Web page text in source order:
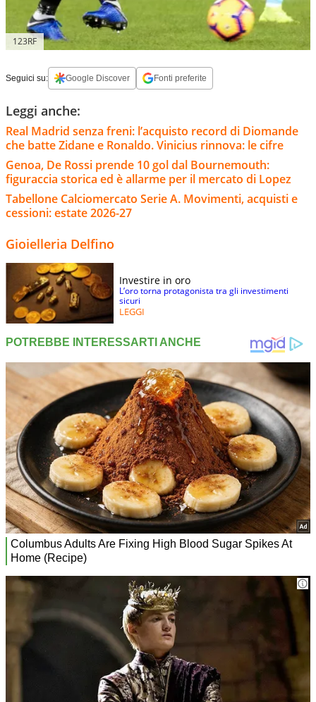
123RF
Seguici su: Google Discover Fonti preferite
Leggi anche:
Real Madrid senza freni: l’acquisto record di Diomande
che batte Zidane e Ronaldo. Vinicius rinnova: le cifre
Genoa, De Rossi prende 10 gol dal Bournemouth:
figuraccia storica ed è allarme per il mercato di Lopez
Tabellone Calciomercato Serie A. Movimenti, acquisti e
cessioni: estate 2026-27
Gioielleria Delfino
Investire in oro
L’oro torna protagonista tra gli investimenti
sicuri
LEGGI